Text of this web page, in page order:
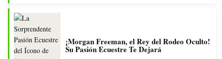
¡Morgan Freeman, el Rey del Rodeo Oculto!
Su Pasión Ecuestre Te Dejará